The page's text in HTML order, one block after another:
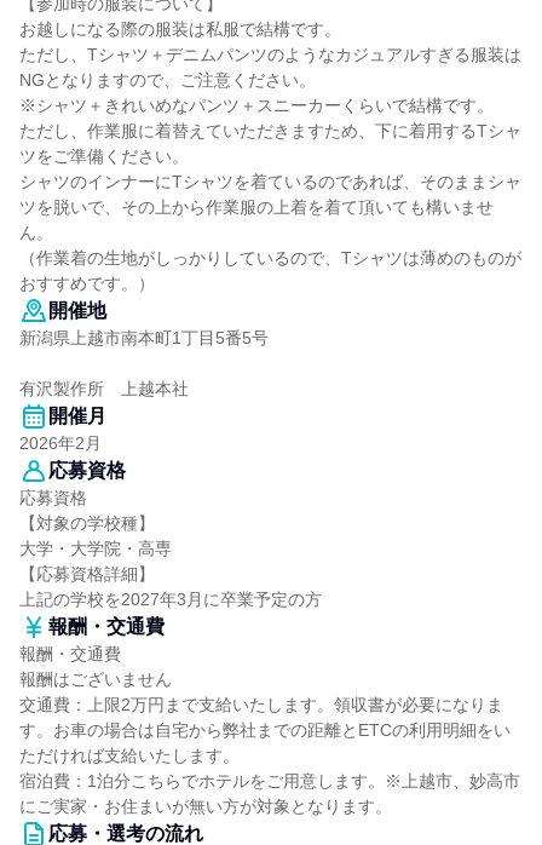
お越しになる際の服装は私服で結構です。
ただし、Tシャツ＋デニムパンツのようなカジュアルすぎる服装は
NGとなりますので、ご注意ください。
※シャツ＋きれいめなパンツ＋スニーカーくらいで結構です。
ただし、作業服に着替えていただきますため、下に着用するTシャ
ツをご準備ください。
シャツのインナーにTシャツを着ているのであれば、そのままシャ
ツを脱いで、その上から作業服の上着を着て頂いても構いませ
ん。
（作業着の生地がしっかりしているので、Tシャツは薄めのものが
おすすめです。）
開催地
新潟県上越市南本町1丁目5番5号
有沢製作所 上越本社
開催月
2026年2月
応募資格
応募資格
【対象の学校種】
大学・大学院・高専
【応募資格詳細】
上記の学校を2027年3月に卒業予定の方
報酬・交通費
報酬・交通費
報酬はございません
交通費：上限2万円まで支給いたします。領収書が必要になりま
す。お車の場合は自宅から弊社までの距離とETCの利用明細をい
ただければ支給いたします。
宿泊費：1泊分こちらでホテルをご用意します。※上越市、妙高市
にご実家・お住まいが無い方が対象となります。
応募・選考の流れ